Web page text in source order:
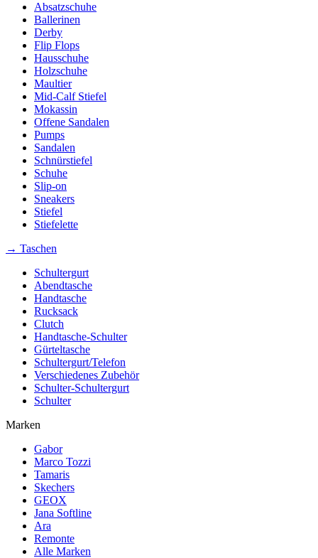
Absatzschuhe
Ballerinen
Derby
Flip Flops
Hausschuhe
Holzschuhe
Maultier
Mid-Calf Stiefel
Mokassin
Offene Sandalen
Pumps
Sandalen
Schnürstiefel
Schuhe
Slip-on
Sneakers
Stiefel
Stiefelette
→ Taschen
Schultergurt
Abendtasche
Handtasche
Rucksack
Clutch
Handtasche-Schulter
Gürteltasche
Schultergurt/Telefon
Verschiedenes Zubehör
Schulter-Schultergurt
Schulter
Marken
Gabor
Marco Tozzi
Tamaris
Skechers
GEOX
Jana Softline
Ara
Remonte
Alle Marken